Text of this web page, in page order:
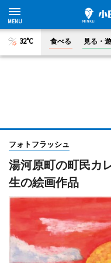
32°C 食べる 見る・
フォトフラッシュ
湯河原町の町民カ
生の絵画作品